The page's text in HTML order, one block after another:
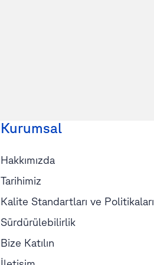
Kurumsal
Hakkımızda
Tarihimiz
Kalite Standartları ve Politikaları
Sürdürülebilirlik
Bize Katılın